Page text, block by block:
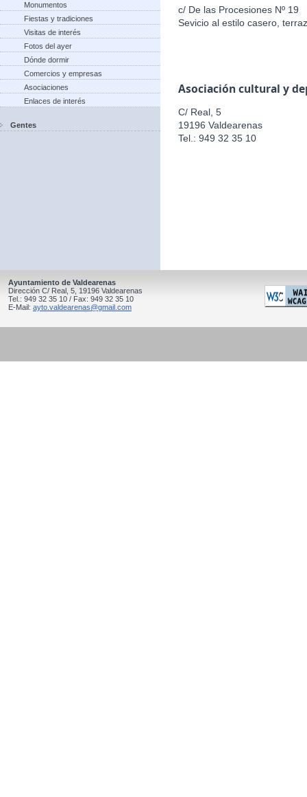
Monumentos
Fiestas y tradiciones
Visitas de interés
Fotos del ayer
Dónde dormir
Comercios y empresas
Asociaciones
Enlaces de interés
Gentes
c/ De las Procesiones Nº 19
Sevicio al estilo casero,
Asociación cultural y
C/ Real, 5
19196 Valdearenas
Tel.: 949 32 35 10
Ayuntamiento de Valdearenas
Dirección C/ Real, 5, 19196 Valdearenas
Tel.: 949 32 35 10 / Fax: 949 32 35 10
E-Mail: ayto.valdearenas@gmail.com